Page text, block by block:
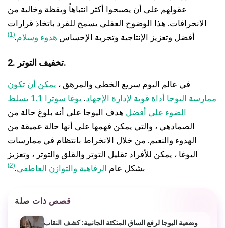
عقولهم على أن يصبحوا أكثر انتباهاً ويقظة وخالية من
الانحرافات. هذا الوضوح العقلي يسمح للفرد باتخاذ قرارات
أفضل وتعزيز الإنتاجية وتجربة الإحساس هدوء وسلام.
(1)
2. تخفيف التوتر.
في عالم اليوم سريع الخطى والمرهق ، يمكن أن تكون
ممارسة اليوجا أداة قوية لإدارة الإجهاد.
يوغا سوترا 1.1 يسلط
الضوء على أفضل هدف اليوجا على أنه بلوغ حالة من
الصمادهي ، والتي يمكن فهمها على أنها حالة عميقة من
الهدوء والنعيم. من خلال الانخراط بانتظام في ممارسات
اليوغا ، يمكن للأفراد تقليل التوتر والقلق والتوتر ، وتعزيز
بشكل عام
الرفاهية والتوازن العاطفي.
(2)
قصص ذات صلة
وضعية اليوجا لرفع الساق المتكئة الجانبية: كشف النقاب